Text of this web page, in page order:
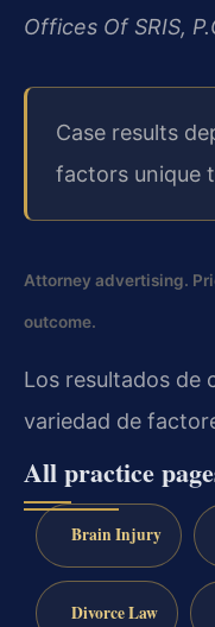
Offices Of SRIS,
Case results
factors unique
Attorney advertising.
outcome.
Los resultados de
variedad de
All practice
Brain Injury
Divorce Law